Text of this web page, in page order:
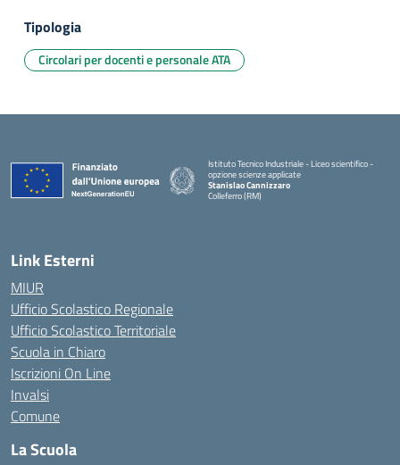
Tipologia
Circolari per docenti e personale ATA
Istituto Tecnico Industriale - Liceo scientifico -
opzione scienze applicate
Stanislao Cannizzaro
Colleferro (RM)
Link Esterni
MIUR
Ufficio Scolastico Regionale
Ufficio Scolastico Territoriale
Scuola in Chiaro
Iscrizioni On Line
Invalsi
Comune
La Scuola